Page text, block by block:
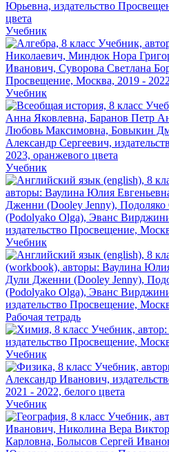
Учебник
Учебник
Учебник
Учебник
Рабочая тетрадь
Учебник
Учебник